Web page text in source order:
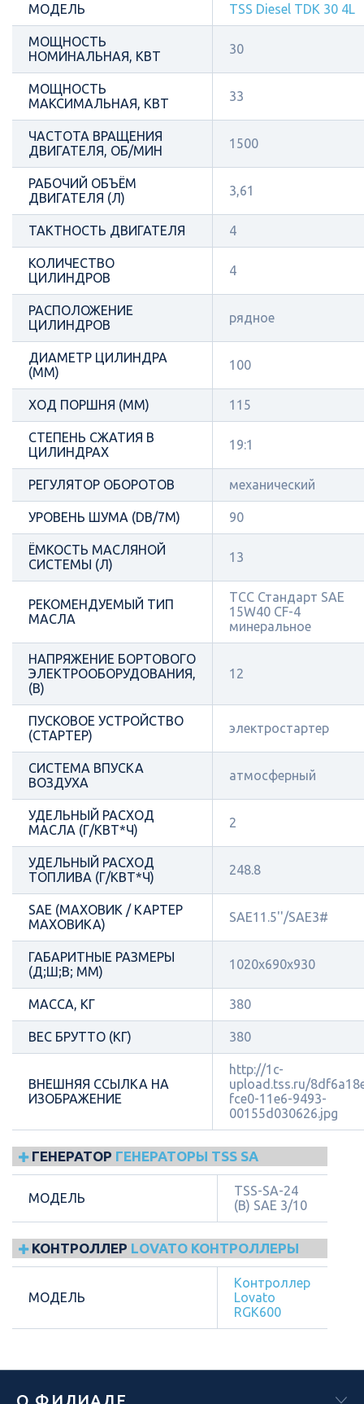
МОДЕЛЬ TSS Diesel TDК 30 4L
МОЩНОСТЬ
НОМИНАЛЬНАЯ, КВТ
30
МОЩНОСТЬ
МАКСИМАЛЬНАЯ, КВТ
33
ЧАСТОТА ВРАЩЕНИЯ
ДВИГАТЕЛЯ, ОБ/МИН
1500
РАБОЧИЙ ОБЪЁМ
ДВИГАТЕЛЯ (Л)
3,61
ТАКТНОСТЬ ДВИГАТЕЛЯ 4
КОЛИЧЕСТВО
ЦИЛИНДРОВ
4
РАСПОЛОЖЕНИЕ
ЦИЛИНДРОВ
рядное
ДИАМЕТР ЦИЛИНДРА
(ММ)
100
ХОД ПОРШНЯ (ММ) 115
СТЕПЕНЬ СЖАТИЯ В
ЦИЛИНДРАХ
19:1
РЕГУЛЯТОР ОБОРОТОВ механический
УРОВЕНЬ ШУМА (DB/7М) 90
ЁМКОСТЬ МАСЛЯНОЙ
СИСТЕМЫ (Л)
13
РЕКОМЕНДУЕМЫЙ ТИП
МАСЛА
ТСС Стандарт SAE
15W40 CF-4
минеральное
НАПРЯЖЕНИЕ БОРТОВОГО
ЭЛЕКТРООБОРУДОВАНИЯ,
(В)
12
ПУСКОВОЕ УСТРОЙСТВО
(СТАРТЕР)
электростартер
СИСТЕМА ВПУСКА
ВОЗДУХА
атмосферный
УДЕЛЬНЫЙ РАСХОД
МАСЛА (Г/КВТ*Ч)
2
УДЕЛЬНЫЙ РАСХОД
ТОПЛИВА (Г/КВТ*Ч)
248.8
SAE (МАХОВИК / КАРТЕР
МАХОВИКА)
SAE11.5''/SAE3#
ГАБАРИТНЫЕ РАЗМЕРЫ
(Д;Ш;В; ММ)
1020x690x930
МАССА, КГ 380
ВЕС БРУТТО (КГ) 380
ВНЕШНЯЯ ССЫЛКА НА
ИЗОБРАЖЕНИЕ
http://1c-
upload.tss.ru/
fce0-11e6-9493-
00155d030626.jpg
ГЕНЕРАТОР ГЕНЕРАТОРЫ TSS SA
МОДЕЛЬ
TSS-SA-24
(B) SAE 3/10
КОНТРОЛЛЕР LOVATO КОНТРОЛЛЕРЫ
МОДЕЛЬ
Контроллер
Lovato
RGK600
О ФИЛИАЛЕ